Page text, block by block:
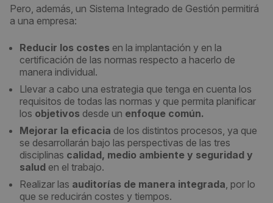
Pero, además, un Sistema Integrado de Gestión permitirá
a una empresa:
Reducir los costes en la implantación y en la
certificación de las normas respecto a hacerlo de
manera individual.
Llevar a cabo una estrategia que tenga en cuenta los
requisitos de todas las normas y que permita planificar
los objetivos desde un enfoque común.
Mejorar la eficacia de los distintos procesos, ya que
se desarrollarán bajo las perspectivas de las tres
disciplinas calidad, medio ambiente y seguridad y
salud en el trabajo.
Realizar las auditorías de manera integrada, por lo
que se reducirán costes y tiempos.